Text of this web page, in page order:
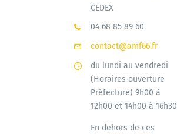
CEDEX
04 68 85 89 60
contact@amf66.fr
du lundi au vendredi
(Horaires ouverture
Préfecture) 9h00 à
12h00 et 14h00 à 16h30
En dehors de ces